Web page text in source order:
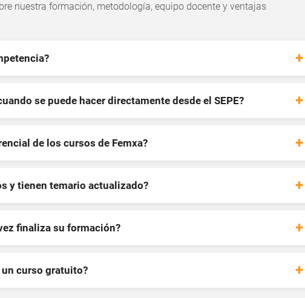
nuestra formación, metodología, equipo docente y ventajas
se puede hacer directamente desde el SEPE?
de los cursos de Femxa?
y tienen temario actualizado?
finaliza su formación?
curso gratuito?